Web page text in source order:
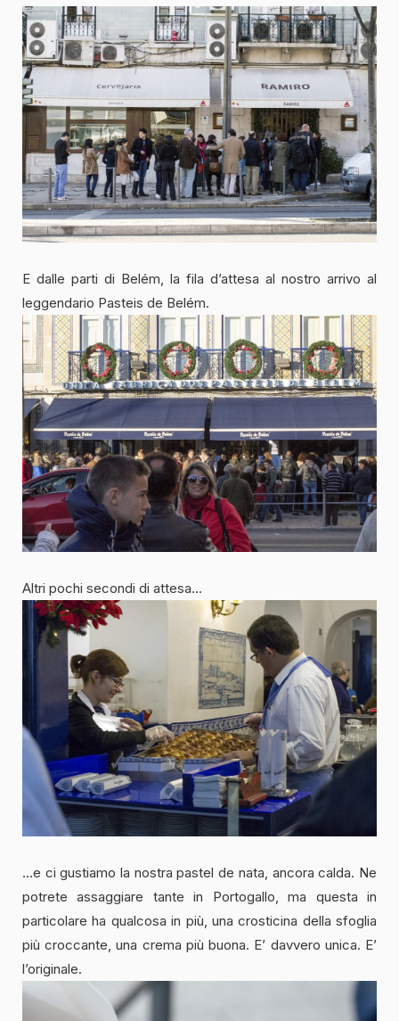
E dalle parti di Belém, la fila d’attesa al nostro arrivo al
leggendario Pasteis de Belém.
Altri pochi secondi di attesa…
…e ci gustiamo la nostra pastel de nata, ancora calda. Ne
potrete assaggiare tante in Portogallo, ma questa in
particolare ha qualcosa in più, una crosticina della sfoglia
più croccante, una crema più buona. E’ davvero unica. E’
l’originale.